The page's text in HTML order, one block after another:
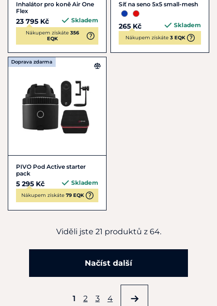
Inhalátor pro koně Air One
Flex
23 795 Kč Skladem
Nákupem získáte 356
EQK
Síť na seno 5x5 small-mesh
265 Kč Skladem
Nákupem získáte 3 EQK
Doprava zdarma
PIVO Pod Active starter
pack
5 295 Kč Skladem
Nákupem získáte 79 EQK
Viděli jste 21 produktů z 64.
Načíst další
1 2 3 4